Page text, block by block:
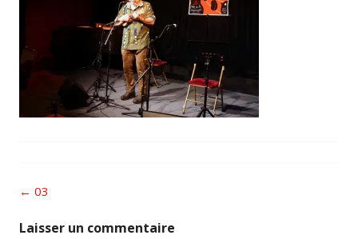
Post
← 03
Laisser un commentaire